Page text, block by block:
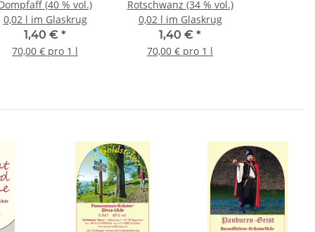
(40 % vol.)
0,02 l im Glaskrug
1,40 € *
70,00 € pro 1 l
Rotschwanz (34 % vol.)
0,02 l im Glaskrug
1,40 € *
70,00 € pro 1 l